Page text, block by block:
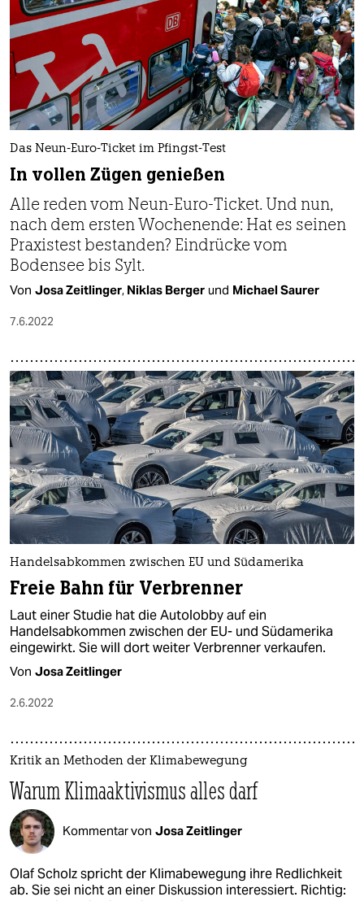
Das Neun-Euro-Ticket im Pfingst-Test
In vollen Zügen genießen
Alle reden vom Neun-Euro-Ticket. Und nun,
nach dem ersten Wochenende: Hat es seinen
Praxistest bestanden? Eindrücke vom
Bodensee bis Sylt.
Von Josa Zeitlinger, Niklas Berger und Michael Saurer
7.6.2022
Handelsabkommen zwischen EU und Südamerika
Freie Bahn für Verbrenner
Laut einer Studie hat die Autolobby auf ein
Handelsabkommen zwischen der EU- und Südamerika
eingewirkt. Sie will dort weiter Verbrenner verkaufen.
Von Josa Zeitlinger
2.6.2022
Kritik an Methoden der Klimabewegung
Warum Klimaaktivismus alles darf
Kommentar von Josa Zeitlinger
Olaf Scholz spricht der Klimabewegung ihre Redlichkeit
ab. Sie sei nicht an einer Diskussion interessiert. Richtig: